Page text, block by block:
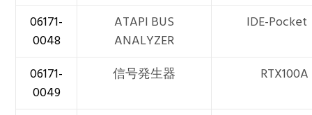
06171-
0048
ATAPI BUS
ANALYZER
IDE-
06171-
0049
信号発生器 RTX100A